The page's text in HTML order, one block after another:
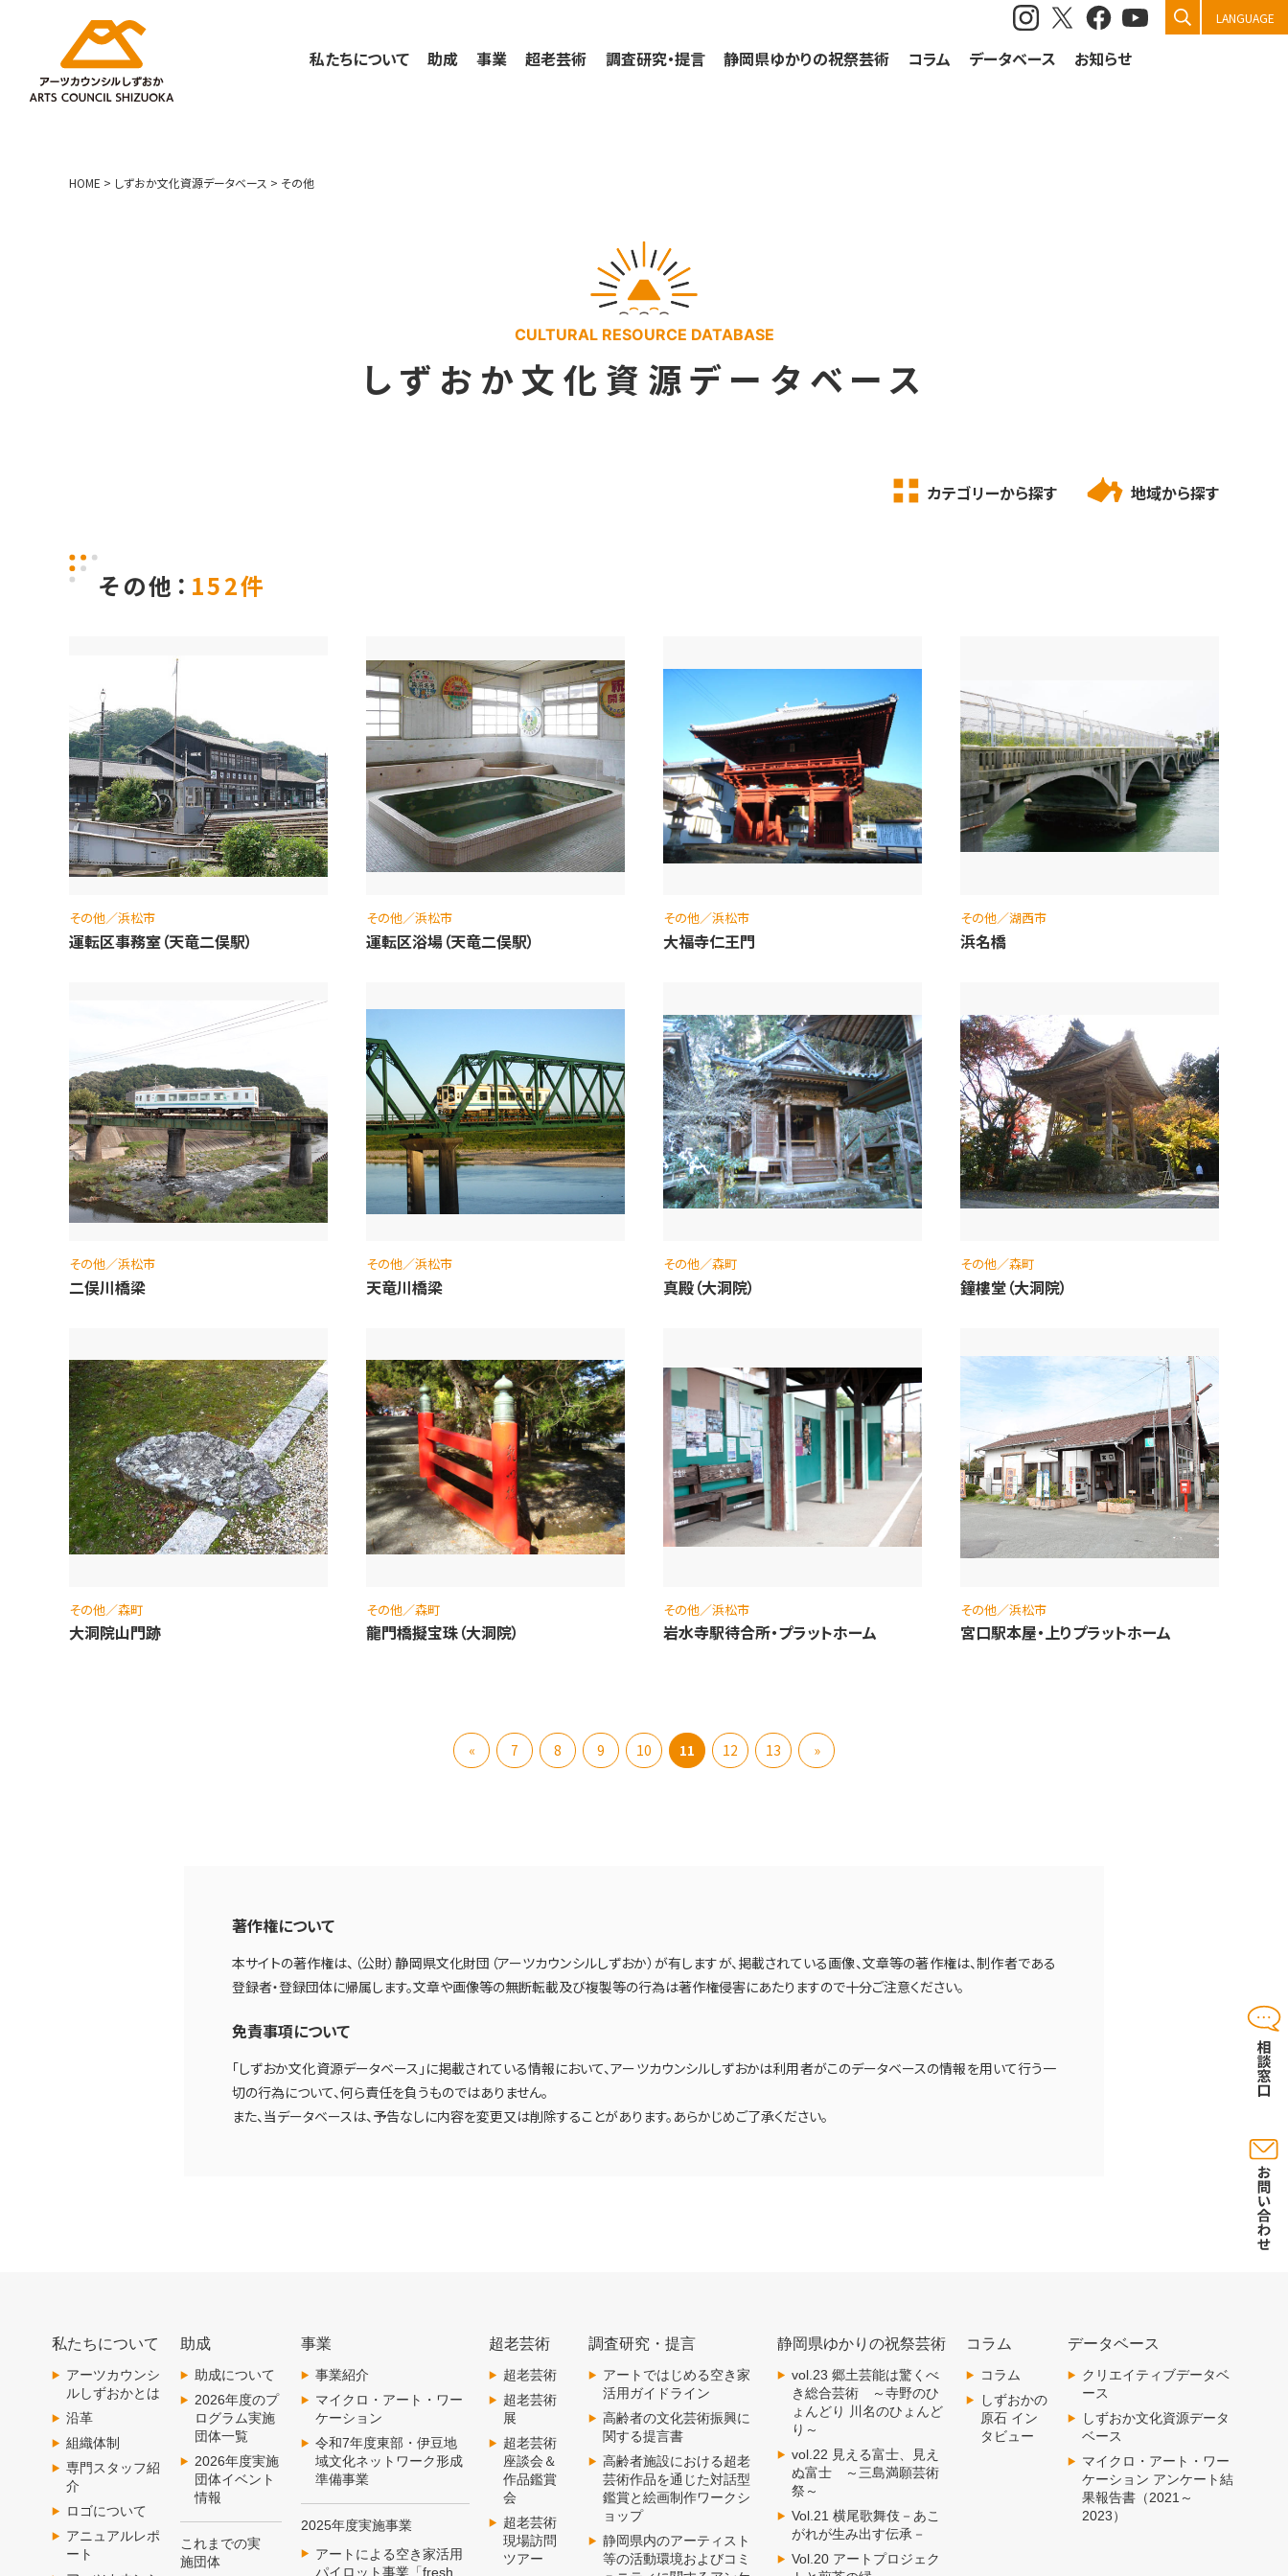
検索
私たちについて
助成 事業 超老芸術 調査研究・提言 静岡県ゆかりの祝祭芸術 コラム データベース お知らせ
LANGUAGE
HOME > しずおか文化資源データベース > その他
CULTURAL RESOURCE DATABASE
しずおか文化資源データベース
カテゴリーから探す 地域から探す
その他： 152件
その他／浜松市
運転区事務室（天竜二俣駅）
その他／浜松市
運転区浴場（天竜二俣駅）
その他／浜松市
大福寺仁王門
その他／湖西市
浜名橋
その他／浜松市
二俣川橋梁
その他／浜松市
天竜川橋梁
その他／森町
真殿（大洞院）
その他／森町
鐘樓堂（大洞院）
その他／森町
大洞院山門跡
その他／森町
龍門橋擬宝珠（大洞院）
その他／浜松市
岩水寺駅待合所・プラットホーム
その他／浜松市
宮口駅本屋・上りプラットホーム
« 7 8 9 10 11 12 13 »
著作権について
本サイトの著作権は、（公財）静岡県文化財団（アーツカウンシルしずおか）が有しますが、掲載されている画像、文章等の著作権は、制作者である
登録者・登録団体に帰属します。文章や画像等の無断転載及び複製等の行為は著作権侵害にあたりますので十分ご注意ください。
免責事項について
「しずおか文化資源データベース」に掲載されている情報において、アーツカウンシルしずおかは利用者がこのデータベースの情報を用いて行う一
切の行為について、何ら責任を負うものではありません。
また、当データベースは、予告なしに内容を変更又は削除することがあります。あらかじめご了承ください。
私たちについて
アーツカウンシ
ルしずおかとは
沿革
組織体制
専門スタッフ紹
介
ロゴについて
アニュアルレポ
ート
助成
助成について
2026年度のプ
ログラム実施
団体一覧
2026年度実施
団体イベント
情報
これまでの実
施団体
事業
事業紹介
マイクロ・アート・ワー
ケーション
令和7年度東部・伊豆地
域文化ネットワーク形成
準備事業
2025年度実施事業
アートによる空き家活用
パイロット事業「fresh
超老芸術
超老芸術
超老芸術
展
超老芸術
座談会＆
作品鑑賞
会
超老芸術
現場訪問
ツアー
調査研究・提言
アートではじめる空き家
活用ガイドライン
高齢者の文化芸術振興に
関する提言書
高齢者施設における超老
芸術作品を通じた対話型
鑑賞と絵画制作ワークシ
ョップ
静岡県内のアーティスト
等の活動環境およびコミ
静岡県ゆかりの祝祭芸術
vol.23 郷土芸能は驚くべ
き総合芸術 ～寺野のひ
ょんどり 川名のひょんど
り～
vol.22 見える富士、見え
ぬ富士 ～三島満願芸術
祭～
Vol.21 横尾歌舞伎－あこ
がれが生み出す伝承－
Vol.20 アートプロジェク
コラム
コラム
しずおかの
原石 イン
タビュー
データベース
クリエイティブデータベ
ース
しずおか文化資源データ
ベース
マイクロ・アート・ワー
ケーション アンケート結
果報告書（2021～
2023）